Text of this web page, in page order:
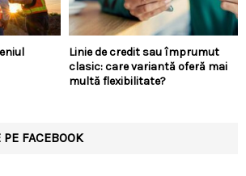
Linie de credit sau împrumut
clasic: care variantă oferă mai
multă flexibilitate?
FACEBOOK